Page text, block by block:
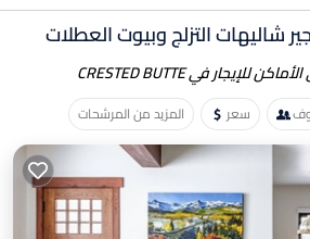
للإيجار في CRESTED BUTTE
سعر المزيد من المرشحات